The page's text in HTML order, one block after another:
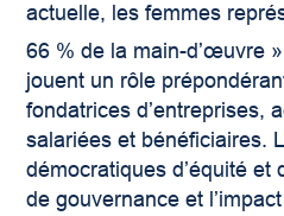
actuelle, les femmes
66 % de la main-d’œuvre »
jouent un rôle
fondatrices d’entreprises,
salariées et bénéficiaires.
démocratiques d’équité et
de gouvernance et